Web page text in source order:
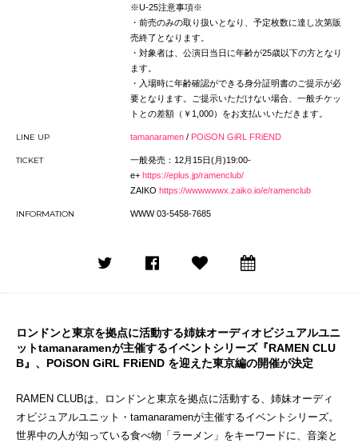
※U-25注意事項※
・前売のみの取り扱いとなり、予定枚数に達し次第販
売終了となります。
・対象者は、公演日当日に年齢が25歳以下の方となり
ます。
・入場時に年齢確認ができる身分証明書のご提示が必
要となります。ご提示いただけない場合、一般チケッ
トとの差額（￥1,000）をお支払いいただきます。
LINE UP tamanaramen/ POiSON GiRL FRiEND
TICKET
一般発売：12月15日(月)19:00-
e+ https://eplus.jp/ramenclub/
ZAIKO https://wwwwwwx.zaiko.io/e/ramenclub
INFORMATION WWW 03-5458-7685
ロンドンと東京を拠点に活動する姉妹オーディオビジュアルユニ
ットtamanaramenが主催するイベントシリーズ『RAMEN CLU
B』、POiSON GiRL FRiEND を迎えた東京編の開催が決定
RAMEN CLUBは、ロンドンと東京を拠点に活動する、姉妹オーディ
オビジュアルユニット・tamanaramenが主催するイベントシリーズ。
世界中の人が知っている食べ物「ラーメン」をキーワードに、音楽と